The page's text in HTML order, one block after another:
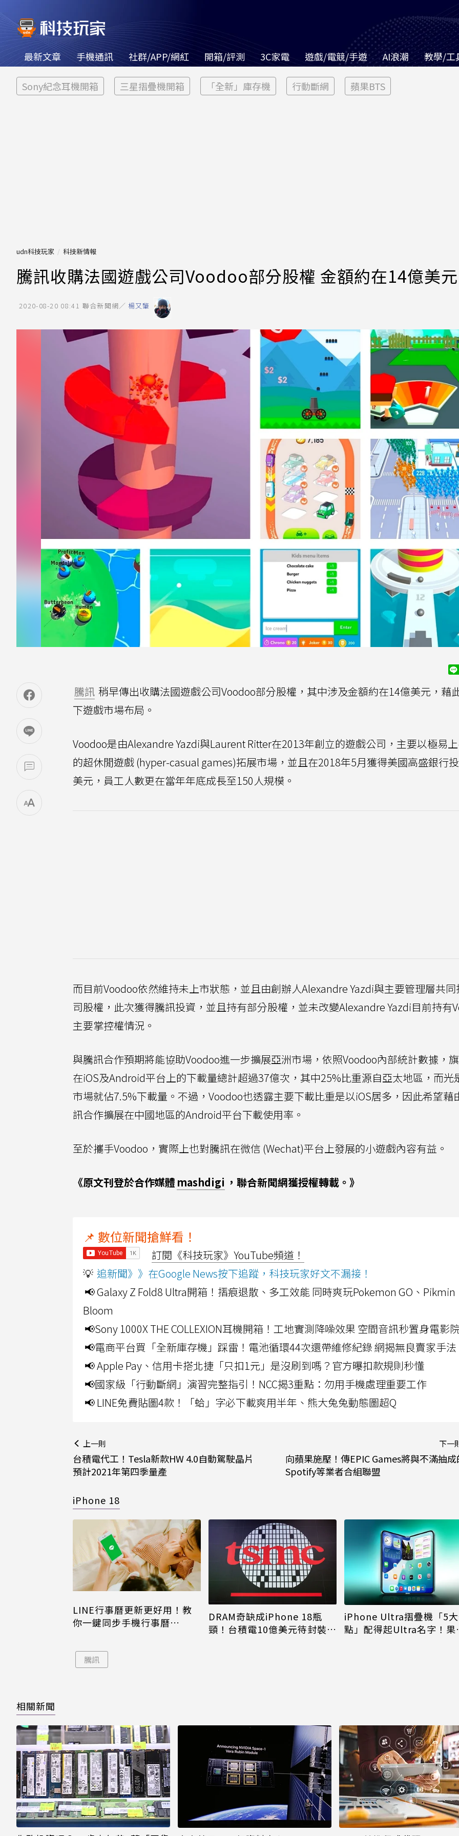
最新文章 手機通訊 社群/APP/網紅 開箱/評測 3C家電 遊戲/電競/手遊 AI浪潮 教學/工
Sony紀念耳機開箱 三星摺疊機開箱 「全新」庫存機 行動斷網 蘋果BTS
udn科技玩家 科技新情報
騰訊收購法國遊戲公司Voodoo部分股權 金額約在14億美元
2020-08-20 08:41 聯合新聞網／ 楊又肇
騰訊 稍早傳出收購法國遊戲公司Voodoo部分股權，其中涉及金額約在14億美元，藉
下遊戲市場布局。
Voodoo是由Alexandre Yazdi與Laurent Ritter在2013年創立的遊戲公司，主要以極易
的超休閒遊戲 (hyper-casual games)拓展市場，並且在2018年5月獲得美國高盛銀行
美元，員工人數更在當年年底成長至150人規模。
而目前Voodoo依然維持未上市狀態，並且由創辦人Alexandre Yazdi與主要管理層共
司股權，此次獲得騰訊投資，並且持有部分股權，並未改變Alexandre Yazdi目前持有
主要掌控權情況。
與騰訊合作預期將能協助Voodoo進一步擴展亞洲市場，依照Voodoo內部統計數據，
在iOS及Android平台上的下載量總計超過37億次，其中25%比重源自亞太地區，而光
市場就佔7.5%下載量。不過，Voodoo也透露主要下載比重是以iOS居多，因此希望藉
訊合作擴展在中國地區的Android平台下載使用率。
至於攜手Voodoo，實際上也對騰訊在微信 (Wechat)平台上發展的小遊戲內容有益。
《原文刊登於合作媒體 mashdigi ，聯合新聞網獲授權轉載。》
📌 數位新聞搶鮮看！
訂閱《科技玩家》YouTube頻道！
💡 追新聞》》在Google News按下追蹤，科技玩家好文不漏接！
📢 Galaxy Z Fold8 Ultra開箱！摺痕退散、多工效能 同時爽玩Pokemon GO、Pikmin
Bloom
📢Sony 1000X THE COLLEXION耳機開箱！工地實測降噪效果 空間音訊秒置身電影
📢電商平台買「全新庫存機」踩雷！電池循環44次還帶維修紀錄 網揭無良賣家手法
📢 Apple Pay、信用卡搭北捷「只扣1元」是沒刷到嗎？官方曝扣款規則秒懂
📢國家級「行動斷網」演習完整指引！NCC揭3重點：勿用手機處理重要工作
📢 LINE免費貼圖4款！「蛤」字必下載爽用半年、熊大兔兔動態圖超Q
上一則
台積電代工！Tesla新款HW 4.0自動駕駛晶片
預計2021年第四季量產
下一
向蘋果施壓！傳EPIC Games將與不滿抽成
Spotify等業者合組聯盟
iPhone 18
LINE行事曆更新更好用！教
你一鍵同步手機行事曆
DRAM奇缺成iPhone 18瓶
頸！台積電10億美元待封裝晶
iPhone Ultra摺疊機「5
點」配得起Ultra名字！果
騰訊
相關新聞